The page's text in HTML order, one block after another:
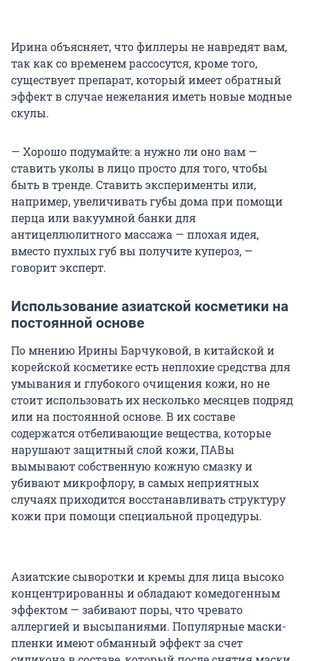
Ирина объясняет, что филлеры не навредят вам,
так как со временем рассосутся, кроме того,
существует препарат, который имеет обратный
эффект в случае нежелания иметь новые модные
скулы.
— Хорошо подумайте: а нужно ли оно вам —
ставить уколы в лицо просто для того, чтобы
быть в тренде. Ставить эксперименты или,
например, увеличивать губы дома при помощи
перца или вакуумной банки для
антицеллюлитного массажа — плохая идея,
вместо пухлых губ вы получите купероз, —
говорит эксперт.
Использование азиатской косметики на
постоянной основе
По мнению Ирины Барчуковой, в китайской и
корейской косметике есть неплохие средства для
умывания и глубокого очищения кожи, но не
стоит использовать их несколько месяцев подряд
или на постоянной основе. В их составе
содержатся отбеливающие вещества, которые
нарушают защитный слой кожи, ПАВы
вымывают собственную кожную смазку и
убивают микрофлору, в самых неприятных
случаях приходится восстанавливать структуру
кожи при помощи специальной процедуры.
Азиатские сыворотки и кремы для лица высоко
концентрированны и обладают комедогенным
эффектом — забивают поры, что чревато
аллергией и высыпаниями. Популярные маски-
пленки имеют обманный эффект за счет